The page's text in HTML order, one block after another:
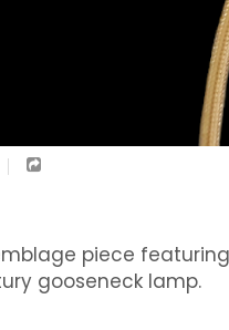
piece
gooseneck lamp.